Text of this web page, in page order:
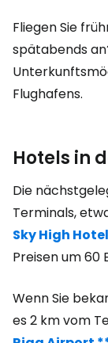
Fliegen Sie
spätabends
Flughafens.
Hotels in
Die
Terminals,
Sky High
Preisen um60
Wenn Sie
es 2 km vom